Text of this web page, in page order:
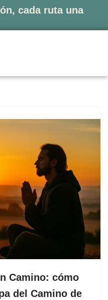
cada ruta una
Camino: cómo
del Camino de